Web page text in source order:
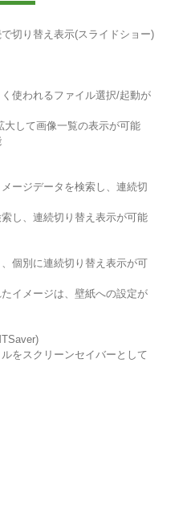
切り替え表示(スライドショー)
使われるファイル選択/起動が
大して画像一覧の表示が可能
ージデータを検索し、連続切
し、連続切り替え表示が可能
個別に連続切り替え表示が可
イメージは、壁紙への設定が
をスクリーンセイバーとして